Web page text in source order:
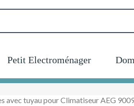
Petit Electroménager
avec tuyau pour Climatiseur AEG